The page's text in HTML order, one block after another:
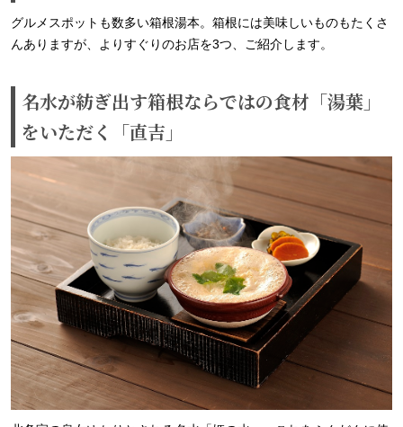
グルメスポットも数多い箱根湯本。箱根には美味しいものもたくさ
んありますが、よりすぐりのお店を3つ、ご紹介します。
名水が紡ぎ出す箱根ならではの食材「湯葉」
をいただく「直吉」